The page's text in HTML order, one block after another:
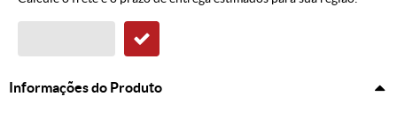
Informações do Produto